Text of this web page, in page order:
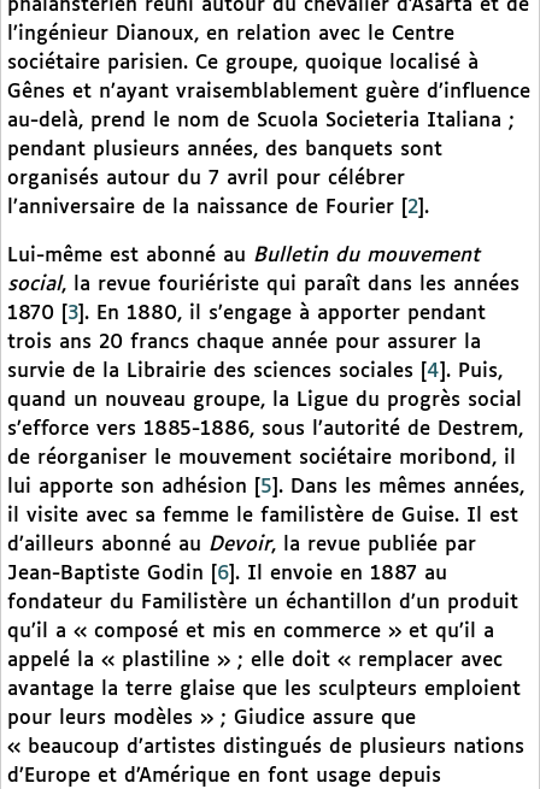
phalanstérien réuni autour du chevalier d’Asarta et de
l’ingénieur Dianoux, en relation avec le Centre
sociétaire parisien. Ce groupe, quoique localisé à
Gênes et n’ayant vraisemblablement guère d’influence
au-delà, prend le nom de Scuola Societeria Italiana ;
pendant plusieurs années, des banquets sont
organisés autour du 7 avril pour célébrer
l’anniversaire de la naissance de Fourier
2 .
Lui-même est abonné au Bulletin du mouvement
social, la revue fouriériste qui paraît dans les années
1870
3 . En 1880, il s’engage à apporter pendant
trois ans 20 francs chaque année pour assurer la
survie de la Librairie des sciences sociales
4 . Puis,
quand un nouveau groupe, la Ligue du progrès social
s’efforce vers 1885-1886, sous l’autorité de Destrem,
de réorganiser le mouvement sociétaire moribond, il
lui apporte son adhésion
5 . Dans les mêmes années,
il visite avec sa femme le familistère de Guise. Il est
d’ailleurs abonné au Devoir, la revue publiée par
Jean-Baptiste Godin
6 . Il envoie en 1887 au
fondateur du Familistère un échantillon d’un produit
qu’il a « composé et mis en commerce » et qu’il a
appelé la « plastiline » ; elle doit « remplacer avec
avantage la terre glaise que les sculpteurs emploient
pour leurs modèles » ; Giudice assure que
« beaucoup d’artistes distingués de plusieurs nations
d’Europe et d’Amérique en font usage depuis